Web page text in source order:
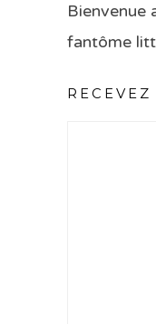
Bienvenue
fantôme